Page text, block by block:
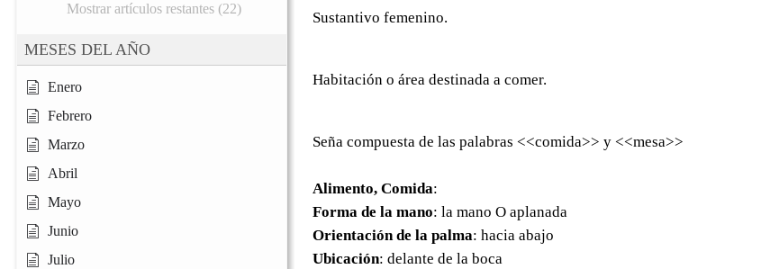
Mostrar artículos restantes (22)
MESES DEL AÑO
Enero
Febrero
Marzo
Abril
Mayo
Junio
Julio
Sustantivo femenino.
Habitación o área destinada a comer.
Seña compuesta de las palabras <<comida>> y <<mesa>>
Alimento, Comida:
Forma de la mano: la mano O aplanada
Orientación de la palma: hacia abajo
Ubicación: delante de la boca